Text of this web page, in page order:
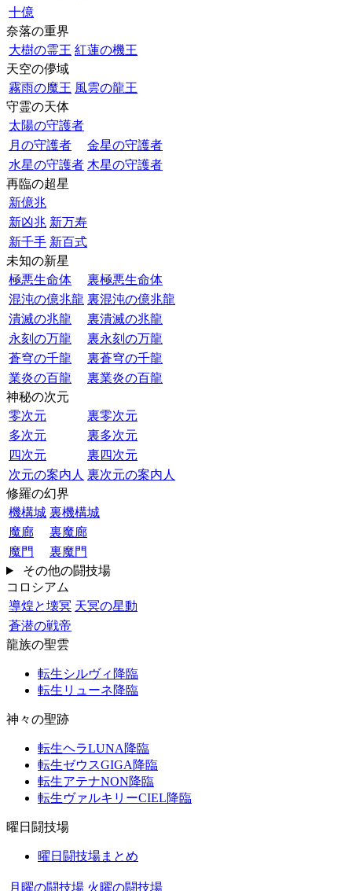
十億
奈落の重界
大樹の霊王 紅蓮の機王
天空の儚域
霧雨の魔王 風雲の龍王
守霊の天体
太陽の守護者
月の守護者
金星の守護者
水星の守護者 木星の守護者
再臨の超星
新億兆
新凶兆 新万寿
新千手 新百式
未知の新星
極悪生命体
裏極悪生命体
混沌の億兆龍 裏混沌の億兆龍
潰滅の兆龍
裏潰滅の兆龍
永刻の万龍
裏永刻の万龍
蒼穹の千龍
裏蒼穹の千龍
業炎の百龍
裏業炎の百龍
神秘の次元
零次元
裏零次元
多次元
裏多次元
四次元
裏四次元
次元の案内人 裏次元の案内人
修羅の幻界
機構城 裏機構城
魔廊
裏魔廊
魔門
裏魔門
その他の闘技場
コロシアム
導煌と壊冥 天冥の星動
蒼潜の戦帝
龍族の聖雲
転生シルヴィ降臨
転生リューネ降臨
神々の聖跡
転生ヘラLUNA降臨
転生ゼウスGIGA降臨
転生アテナNON降臨
転生ヴァルキリーCIEL降臨
曜日闘技場
曜日闘技場まとめ
月曜の闘技場 火曜の闘技場